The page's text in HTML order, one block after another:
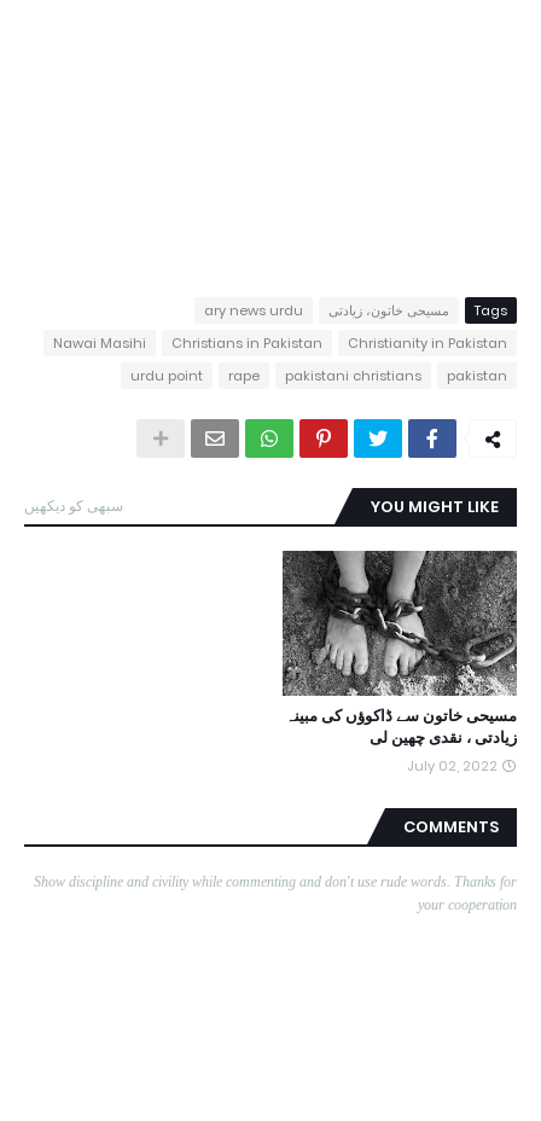
Tags مسیحی خاتون، زیادتی
ary news urdu
Christianity in Pakistan
Christians in Pakistan
Nawai Masihi
pakistan
pakistani christians
rape
urdu point
YOU MIGHT LIKE سبھی کو دیکھیں
مسیحی خاتون سے ڈاکوؤں کی مبینہ
زیادتی ، نقدی چھین لی
July 02, 2022
COMMENTS
Show discipline and civility while commenting and don't use rude words. Thanks for
your cooperation